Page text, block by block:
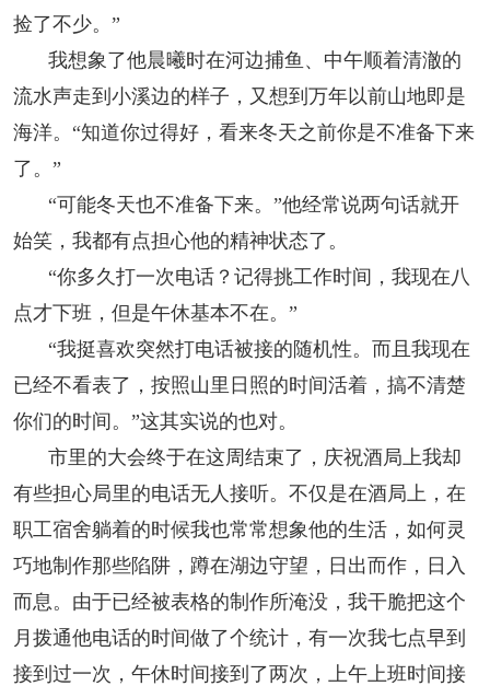
捡了不少。”
我想象了他晨曦时在河边捕鱼、中午顺着清澈的
流水声走到小溪边的样子，又想到万年以前山地即是
海洋。“知道你过得好，看来冬天之前你是不准备下来
了。”
“可能冬天也不准备下来。”他经常说两句话就开
始笑，我都有点担心他的精神状态了。
“你多久打一次电话？记得挑工作时间，我现在八
点才下班，但是午休基本不在。”
“我挺喜欢突然打电话被接的随机性。而且我现在
已经不看表了，按照山里日照的时间活着，搞不清楚
你们的时间。”这其实说的也对。
市里的大会终于在这周结束了，庆祝酒局上我却
有些担心局里的电话无人接听。不仅是在酒局上，在
职工宿舍躺着的时候我也常常想象他的生活，如何灵
巧地制作那些陷阱，蹲在湖边守望，日出而作，日入
而息。由于已经被表格的制作所淹没，我干脆把这个
月拨通他电话的时间做了个统计，有一次我七点早到
接到过一次，午休时间接到了两次，上午上班时间接